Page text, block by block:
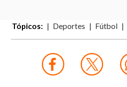
Tópicos: Deportes Fútbol